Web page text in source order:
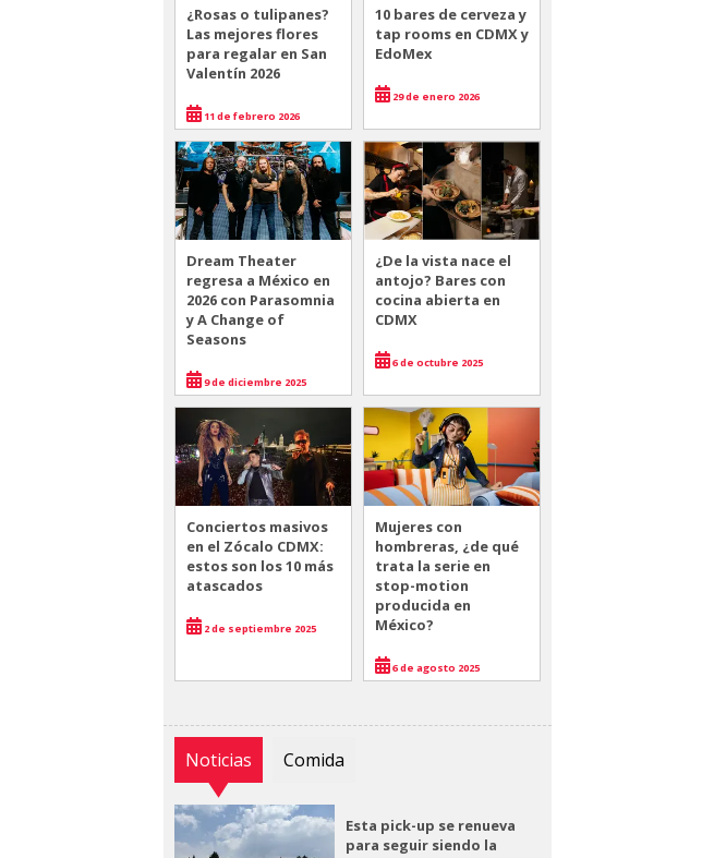
¿Rosas o tulipanes?
Las mejores flores
para regalar en San
Valentín 2026
11 de febrero 2026
10 bares de cerveza y
tap rooms en CDMX y
EdoMex
29 de enero 2026
Dream Theater
regresa a México en
2026 con Parasomnia
y A Change of
Seasons
9 de diciembre 2025
¿De la vista nace el
antojo? Bares con
cocina abierta en
CDMX
6 de octubre 2025
Conciertos masivos
en el Zócalo CDMX:
estos son los 10 más
atascados
2 de septiembre 2025
Mujeres con
hombreras, ¿de qué
trata la serie en
stop-motion
producida en
México?
6 de agosto 2025
Noticias Comida
Esta pick-up se renueva
para seguir siendo la